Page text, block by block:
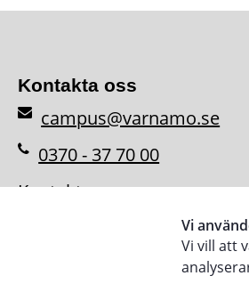
Vi
Vi vill att
Kontakta oss
campus@varnamo.se
0370 - 37 70 00
Kontaktpersoner